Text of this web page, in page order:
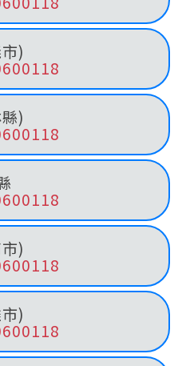
)
)
)
)